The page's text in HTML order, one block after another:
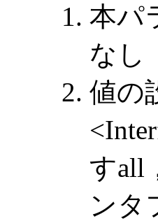
本パ
なし
値の
すall
ンタ